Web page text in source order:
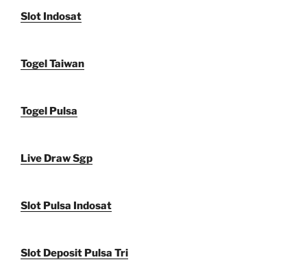
Slot Indosat
Togel Taiwan
Togel Pulsa
Live Draw Sgp
Slot Pulsa Indosat
Slot Deposit Pulsa Tri